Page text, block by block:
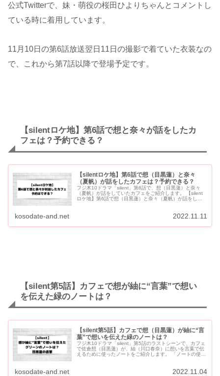
公式Twitterで、妹・萌役の桜田ひよりちゃんとコメントし
ている時に着用しています。
11月10日の第6話放送翌日11日の撮影で着ていた衣装なの
で、これから第7話以降で登場予定です。
【silentロケ地】第6話で想と奈々が話をしたカ
フェは？予約できる？
【silentロケ地】第6話で想（目黒蓮）と奈々
（夏帆）が話をしたカフェは？予約できる？
フジ木10ドラマ「silent」第6話で、想（目黒蓮）と奈々
（夏帆）が話をしていたカフェをご紹介します。 【silent
ロケ地】第6話で想（目黒蓮）と奈々（夏帆）が話をした
kosodate-and.net 2022.11.11
【silent第5話】カフェで想が紬に“言葉”で想い
を伝えた緑のノートは？
【silent第5話】カフェで想（目黒蓮）が紬に“言
葉”で想いを伝えた緑のノートは？
フジ木10ドラマ「silent」第5話のラストシーンで、カフェ
で佐倉想（目黒蓮）が、紬（川口春奈）に想いを言葉で伝
えるために使ったノートをご紹介します。 「ノートの使い
kosodate-and.net 2022.11.04